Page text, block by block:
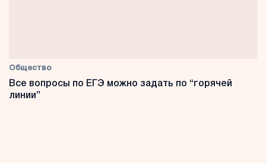
Общество
Все вопросы по ЕГЭ можно задать по “горячей
линии”